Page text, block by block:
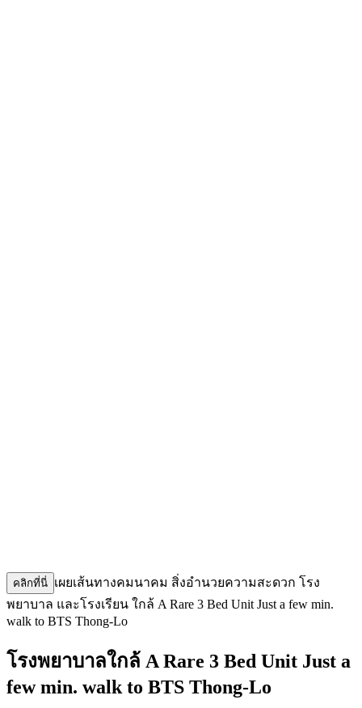
คลิกที่นี่ เผยเส้นทางคมนาคม สิ่งอำนวยความสะดวก โรง
พยาบาล และโรงเรียน ใกล้ A Rare 3 Bed Unit Just a few min.
walk to BTS Thong-Lo
โรงพยาบาลใกล้ A Rare 3 Bed Unit Just a
few min. walk to BTS Thong-Lo